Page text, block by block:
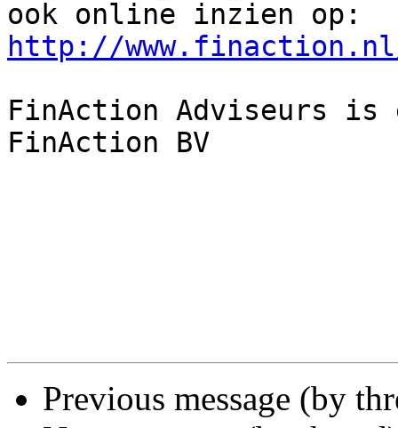
http://
FinAction Adviseurs is
FinAction BV
Previous message (by